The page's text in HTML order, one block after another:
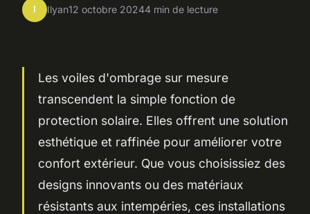
I Ilyan12 octobre 20244 min de lecture
Les voiles d'ombrage sur mesure
transcendent la simple fonction de
protection solaire. Elles offrent une solution
esthétique et raffinée pour améliorer votre
confort extérieur. Que vous choisissiez des
designs innovants ou des matériaux
résistants aux intempéries, ces installations